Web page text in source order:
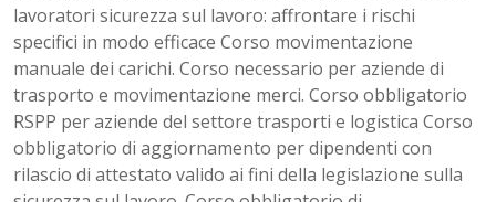
lavoratori sicurezza sul lavoro: affrontare i rischi
specifici in modo efficace Corso movimentazione
manuale dei carichi. Corso necessario per aziende di
trasporto e movimentazione merci. Corso obbligatorio
RSPP per aziende del settore trasporti e logistica Corso
obbligatorio di aggiornamento per dipendenti con
rilascio di attestato valido ai fini della legislazione sulla